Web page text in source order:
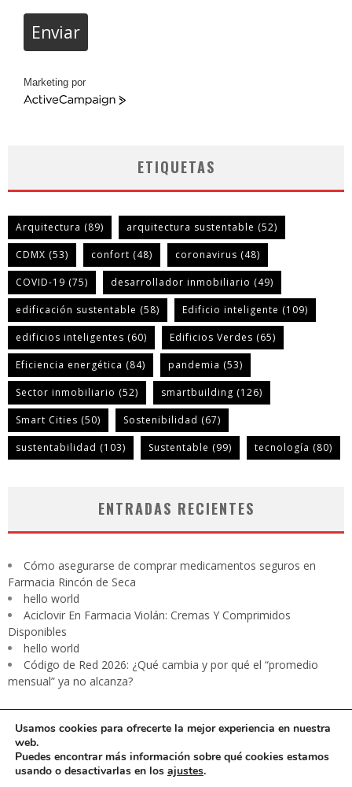
Enviar
Marketing por
ActiveCampaign
ETIQUETAS
Arquitectura (89) arquitectura sustentable (52)
CDMX (53) confort (48) coronavirus (48)
COVID-19 (75) desarrollador inmobiliario (49)
edificación sustentable (58) Edificio inteligente (109)
edificios inteligentes (60) Edificios Verdes (65)
Eficiencia energética (84) pandemia (53)
Sector inmobiliario (52) smartbuilding (126)
Smart Cities (50) Sostenibilidad (67)
sustentabilidad (103) Sustentable (99) tecnología (80)
ENTRADAS RECIENTES
Cómo asegurarse de comprar medicamentos seguros en
Farmacia Rincón de Seca
hello world
Aciclovir En Farmacia Violán: Cremas Y Comprimidos
Disponibles
hello world
Código de Red 2026: ¿Qué cambia y por qué el “promedio
mensual” ya no alcanza?
Usamos cookies para ofrecerte la mejor experiencia en nuestra
web.
Puedes encontrar más información sobre qué cookies estamos
usando o desactivarlas en los ajustes.